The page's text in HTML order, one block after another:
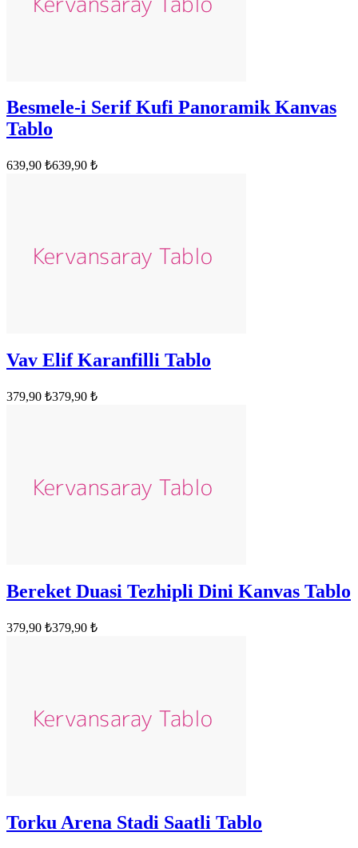
Besmele-i Serif Kufi Panoramik Kanvas
Tablo
639,90 ₺639,90 ₺
Vav Elif Karanfilli Tablo
379,90 ₺379,90 ₺
Bereket Duasi Tezhipli Dini Kanvas Tablo
379,90 ₺379,90 ₺
Torku Arena Stadi Saatli Tablo